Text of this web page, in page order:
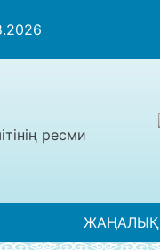
ресми
ЖАҢАЛЫҚ